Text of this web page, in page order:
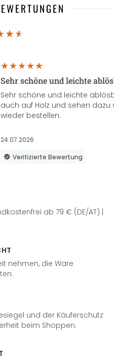
Sehr schöne und leichte
Sehr schöne und leichte
auch auf Holz und sehen
wieder bestellen.
24.07.2026
Verifizierte Bewertung
ab 79 € (DE/AT) |
nehmen, die Ware
und der Käuferschutz
beim Shoppen.